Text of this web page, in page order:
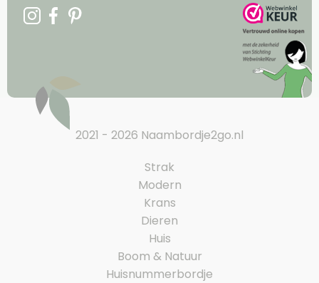
2021 - 2026 Naambordje2go.nl
Strak
Modern
Krans
Dieren
Huis
Boom & Natuur
Huisnummerbordje